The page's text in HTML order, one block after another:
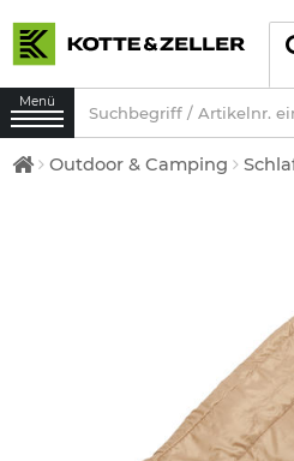
Menü
Outdoor & Camping